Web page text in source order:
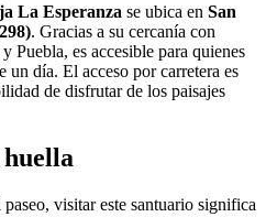
La Esperanza se ubica en San
. Gracias a su cercanía con
Puebla, es accesible para quienes
un día. El acceso por carretera es
de disfrutar de los paisajes
visitar este santuario significa